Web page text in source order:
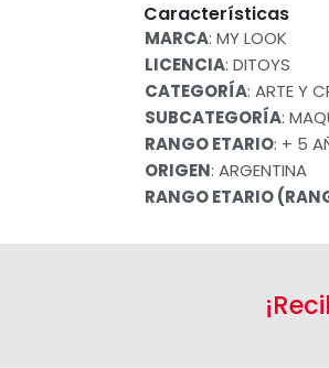
Características
MARCA: MY LOOK
LICENCIA: DITOYS
CATEGORÍA: ARTE Y
SUBCATEGORÍA:
RANGO ETARIO: + 5
ORIGEN: ARGENTINA
RANGO ETARIO